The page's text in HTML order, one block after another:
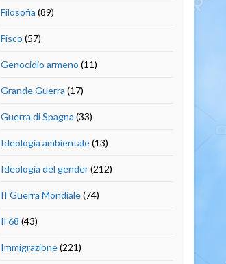
Filosofia (89)
Fisco (57)
Genocidio armeno (11)
Grande Guerra (17)
Guerra di Spagna (33)
Ideologia ambientale(13)
Ideologia del gender(212)
II Guerra Mondiale(74)
Il 68 (43)
Immigrazione(221)